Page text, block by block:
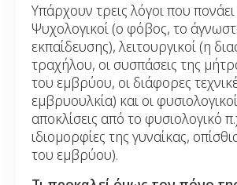
Υπάρχουν τρεις λόγοι που πονάει
Ψυχολογικοί (ο φόβος, το
εκπαίδευσης), λειτουργικοί (η
τραχήλου, οι συσπάσεις της
του εμβρύου, οι διάφορες
εμβρυουλκία) και οι
αποκλίσεις από το φυσιολογικό
ιδιομορφίες της γυναίκας,
του εμβρύου).